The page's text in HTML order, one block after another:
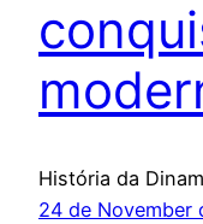
História da
24 de November